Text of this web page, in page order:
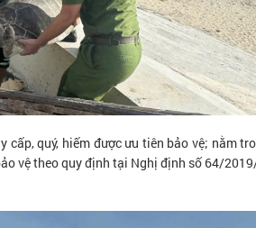
quý, hiếm được ưu tiên bảo vệ; nằm
vệ theo quy định tại Nghị định số 64/